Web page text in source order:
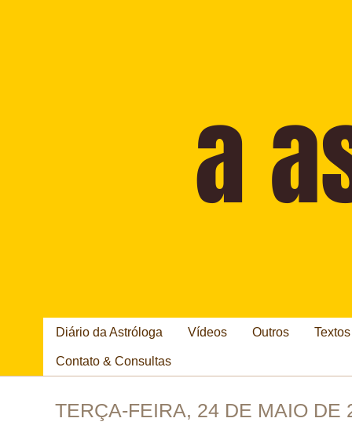
Diário da Astróloga Vídeos Outros
Contato & Consultas
TERÇA-FEIRA, 24 DE MAIO DE